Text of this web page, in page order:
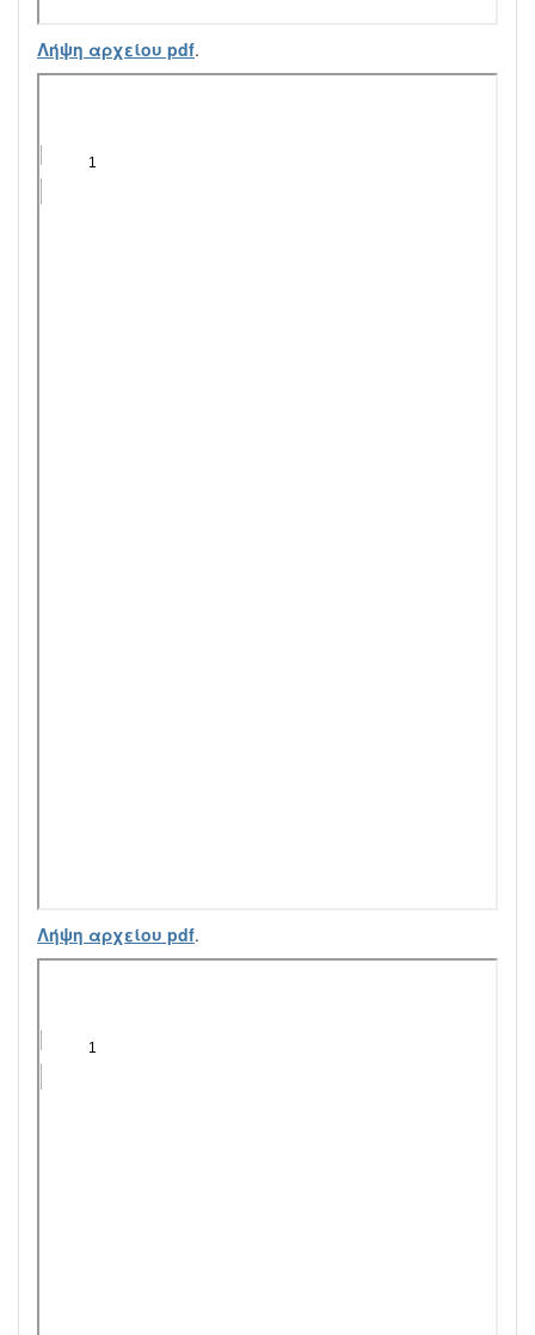
Λήψη αρχείου pdf.
Λήψη αρχείου pdf.